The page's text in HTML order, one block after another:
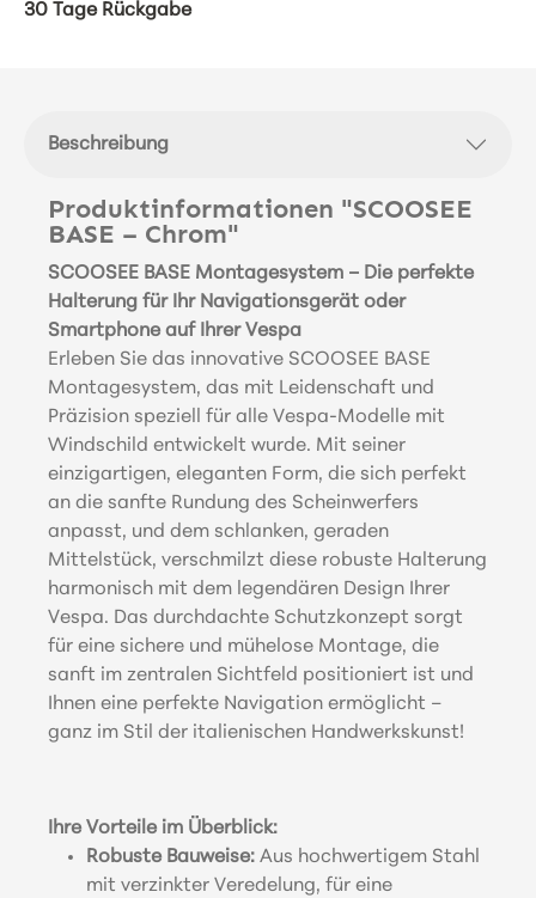
30 Tage Rückgabe
Beschreibung
Produktinformationen "SCOOSEE
BASE – Chrom"
SCOOSEE BASE Montagesystem – Die perfekte
Halterung für Ihr Navigationsgerät oder
Smartphone auf Ihrer Vespa
Erleben Sie das innovative SCOOSEE BASE
Montagesystem, das mit Leidenschaft und
Präzision speziell für alle Vespa-Modelle mit
Windschild entwickelt wurde. Mit seiner
einzigartigen, eleganten Form, die sich perfekt
an die sanfte Rundung des Scheinwerfers
anpasst, und dem schlanken, geraden
Mittelstück, verschmilzt diese robuste Halterung
harmonisch mit dem legendären Design Ihrer
Vespa. Das durchdachte Schutzkonzept sorgt
für eine sichere und mühelose Montage, die
sanft im zentralen Sichtfeld positioniert ist und
Ihnen eine perfekte Navigation ermöglicht –
ganz im Stil der italienischen Handwerkskunst!
Ihre Vorteile im Überblick:
Robuste Bauweise: Aus hochwertigem Stahl
mit verzinkter Veredelung, für eine